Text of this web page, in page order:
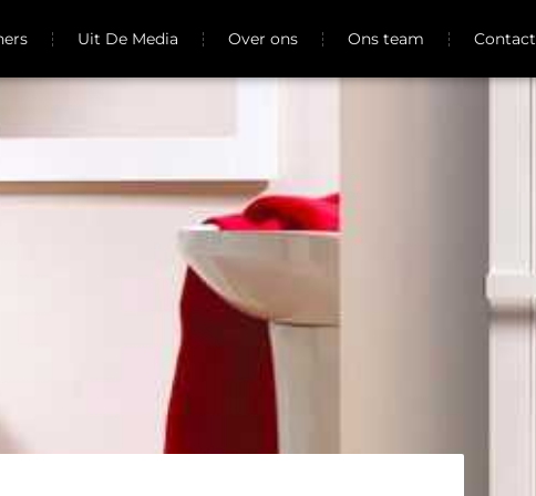
Uit De Media Over ons Ons team Contact